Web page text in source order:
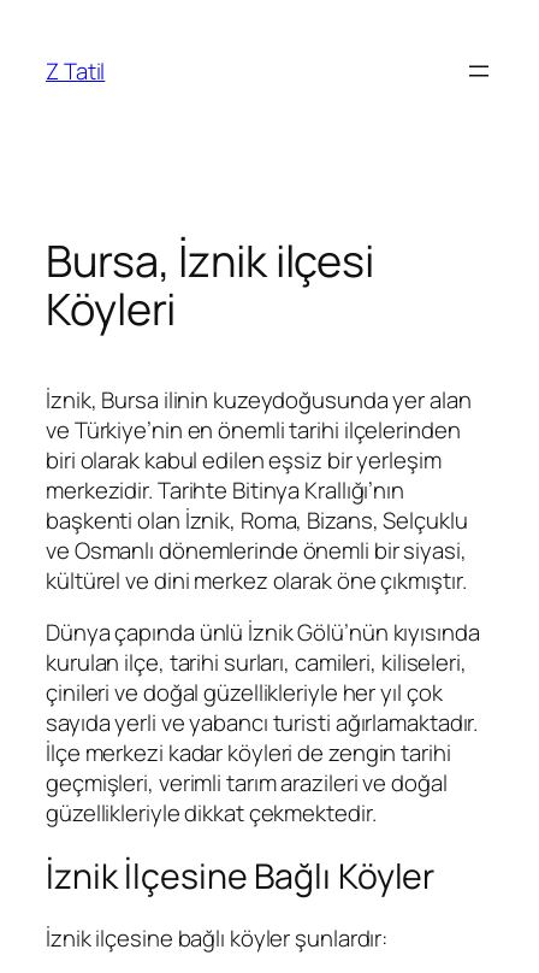
Z Tatil
Bursa, İznik ilçesi
Köyleri
İznik, Bursa ilinin kuzeydoğusunda yer alan
ve Türkiye’nin en önemli tarihi ilçelerinden
biri olarak kabul edilen eşsiz bir yerleşim
merkezidir. Tarihte Bitinya Krallığı’nın
başkenti olan İznik, Roma, Bizans, Selçuklu
ve Osmanlı dönemlerinde önemli bir siyasi,
kültürel ve dini merkez olarak öne çıkmıştır.
Dünya çapında ünlü İznik Gölü’nün kıyısında
kurulan ilçe, tarihi surları, camileri, kiliseleri,
çinileri ve doğal güzellikleriyle her yıl çok
sayıda yerli ve yabancı turisti ağırlamaktadır.
İlçe merkezi kadar köyleri de zengin tarihi
geçmişleri, verimli tarım arazileri ve doğal
güzellikleriyle dikkat çekmektedir.
İznik İlçesine Bağlı Köyler
İznik ilçesine bağlı köyler şunlardır: